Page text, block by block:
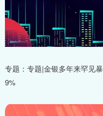
专题：专题|金银多年来罕见
9%